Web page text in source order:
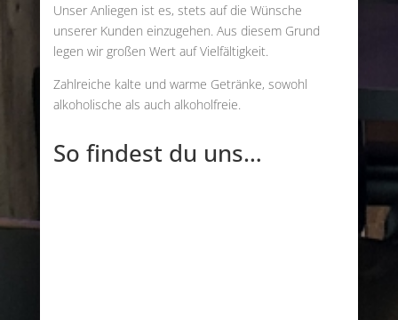
Unser Anliegen ist es, stets auf die Wünsche
unserer Kunden einzugehen. Aus diesem Grund
legen wir großen Wert auf Vielfältigkeit.
Zahlreiche kalte und warme Getränke, sowohl
alkoholische als auch alkoholfreie.
So findest du uns…